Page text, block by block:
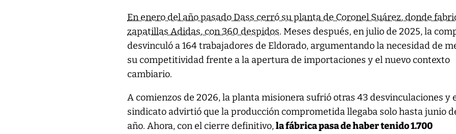
En enero del año pasado Dass cerró su planta de Coronel Suárez, donde
zapatillas Adidas, con 360 despidos. Meses después, en julio de 2025, la
desvinculó a 164 trabajadores de Eldorado, argumentando la necesidad de
su competitividad frente a la apertura de importaciones y el nuevo contexto
cambiario.
A comienzos de 2026, la planta misionera sufrió otras 43 desvinculaciones y
sindicato advirtió que la producción comprometida llegaba solo hasta junio
año. Ahora, con el cierre definitivo,la fábrica pasa de haber tenido 1.700